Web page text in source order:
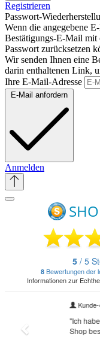
Registrieren
Passwort-
Wenn die angegebene
Bestätigungs-E-Mail
Passwort zurücksetzen
Wir senden Ihnen eine
darin enthaltenen Link,
Ihre E-Mail-Adresse
E-Mail anfordern
Anmelden